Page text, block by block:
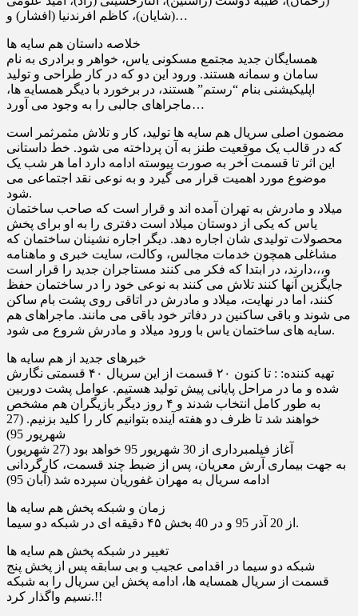
(شایان)، کاظم افرندنیا (افشار) و…
خلاصه داستان هم سایه ها
همسایگان جدید مجتمع مسکونی یاس، خواهر و برادری به نام
سامان و سمانه هستند. ورود این دو که در کار طراحی و تولید
اپلیکیشنی بنام “رستم” هستند، در برخورد با دیگر همسایه ها،
ماجراهای جالبی را به وجود می آورد…
مضمون اصلی سریال هم سایه ها تولید، کار و تلاش مثمرثمر است
که در قالب یک موقعیت طنز به آن پرداخته می شود. خط داستانی
این اثر تا قسمت آخر به صورت پیوسته ادامه دارد اما هر شب یک
موضوع مورد اهمیت قرار می گیرد و به نوعی نقد اجتماعی می
شود.
میلاد و مادرش به تهران آمده اند و قرار است که صاحب ساختمان
یاس که یکى از دوستان میلاد است دفترى را به او براى پخش
محصولات تولیدى شان اجاره دهد. دیگر اجاره نشینان ساختمان که
مشاغلى همچون خدمات مجالس، وکالت، سایت خبرى و ماهنامه
و،،،دارند، در ابتدا که فکر مى کنند مستاجران جدید را قرار است
جایگزین آنها کنند تلاش مى کنند به نوعى خود را در ساختمان حفظ
کنند، اما در نهایت، میلاد و مادرش در اتاقى روى پشت بام ساکن
مى شوند و باقى ساکنین در دفاتر خود باقى مى مانند. ماجراهاى هم
سایه هاى ساختمان یاس با ورود میلاد و مادرش شروع مى شود.
خبرهای جدید از هم سایه ها
تهیه کننده: : تا کنون ۲۰ قسمت از این سریال ۴۰ قسمتی نگارش
شده و ما در مراحل پایانی پیش تولید هستیم. عوامل پشت دوربین
به طور کامل انتخاب شدند و ۴ روز دیگر بازیگران هم مشخص
خواهند شد تا ظرف دو هفته آینده بتوانیم کار را کلید بزنیم. (27
شهریور 95)
آغاز فیلمبرداری از 30 شهریور 95 خواهد بود (27 شهریور)
به جهت بیماری آرش معریان، پس از ضبط چند قسمت، کارگردانی
ادامه سریال به مهران غفوریان سپرده شد (آبان 95)
زمان و شبکه پخش هم سایه ها
از 20 آذر 95 و در 40 بخش ۴۵ دقیقه ای در شبکه دو سیما.
تغییر در شبکه پخش هم سایه ها
شبكه دو سيما در اقدامی عجيب و بی سابقه پس از پخش پنج
قسمت از سريال همسايه ها، ادامه پخش اين سريال را به شبكه
نسيم واگذار كرد.!!